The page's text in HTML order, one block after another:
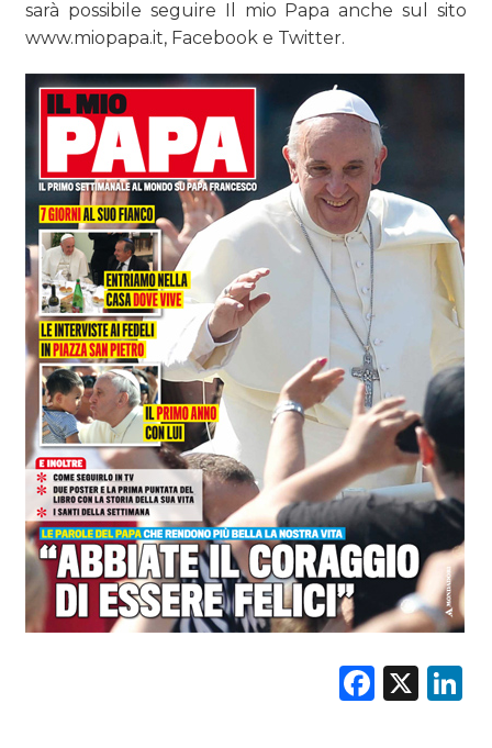
sarà possibile seguire Il mio Papa anche sul sito
www.miopapa.it, Facebook e Twitter.
X